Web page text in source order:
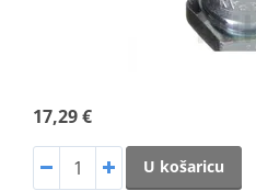
17,29 €
U košaricu